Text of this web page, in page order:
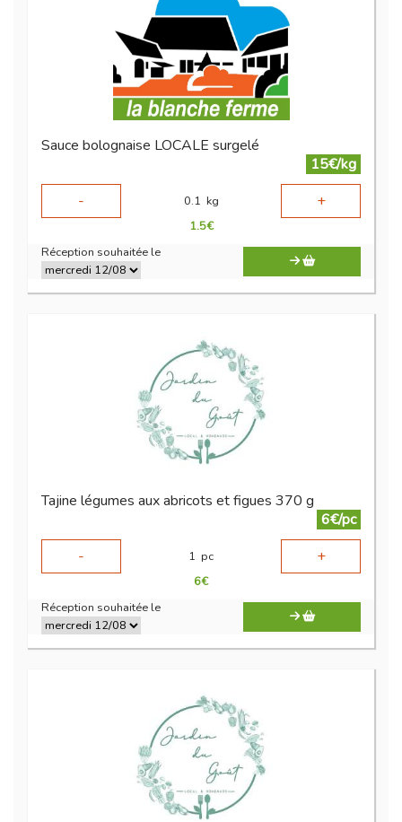
Sauce bolognaise LOCALE surgelé
15€/kg
-
0.1 kg +
1.5€
Réception souhaitée le
Tajine légumes aux abricots et figues 370 g
6€/pc
-
1 pc +
6€
Réception souhaitée le